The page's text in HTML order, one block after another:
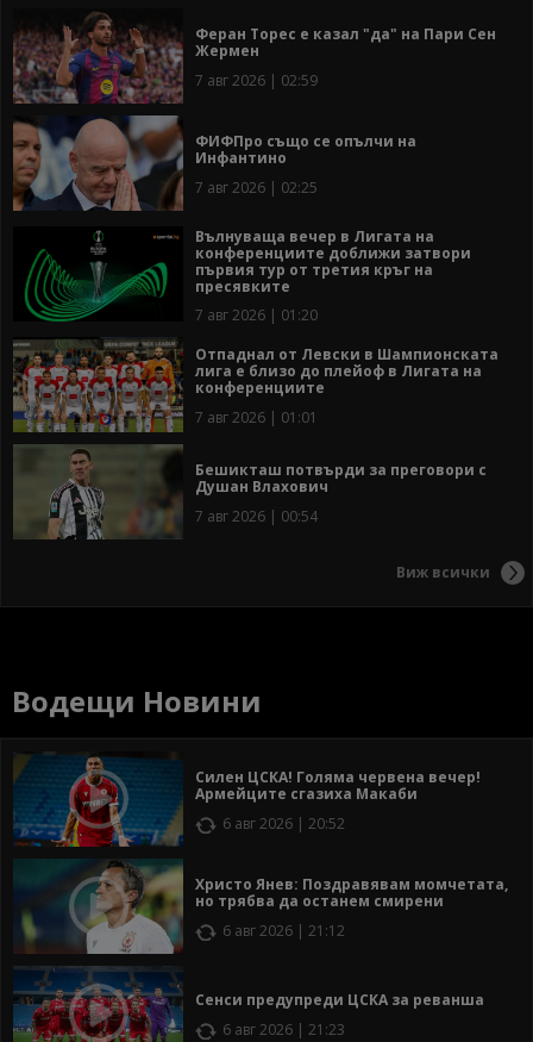
Феран Торес е казал "да" на Пари Сен
Жермен
7 авг 2026 | 02:59
ФИФПро също се опълчи на
Инфантино
7 авг 2026 | 02:25
Вълнуваща вечер в Лигата на
конференциите доближи затвори
първия тур от третия кръг на
пресявките
7 авг 2026 | 01:20
Отпаднал от Левски в Шампионската
лига е близо до плейоф в Лигата на
конференциите
7 авг 2026 | 01:01
Бешикташ потвърди за преговори с
Душан Влахович
7 авг 2026 | 00:54
Виж всички
Водещи Новини
Силен ЦСКА! Голяма червена вечер!
Армейците сгазиха Макаби
6 авг 2026 | 20:52
Христо Янев: Поздравявам момчетата,
но трябва да останем смирени
6 авг 2026 | 21:12
Сенси предупреди ЦСКА за реванша
6 авг 2026 | 21:23